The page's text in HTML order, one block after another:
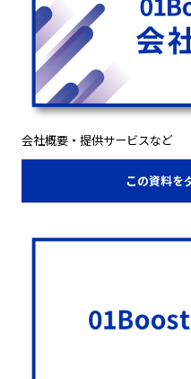
会社概要・提供サービスなど
この資料を